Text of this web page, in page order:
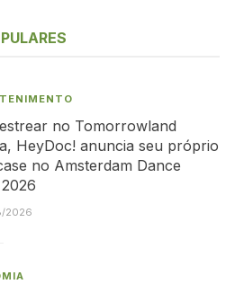
no Tomorrowland
HeyDoc! anuncia seu próprio
no Amsterdam Dance
2026